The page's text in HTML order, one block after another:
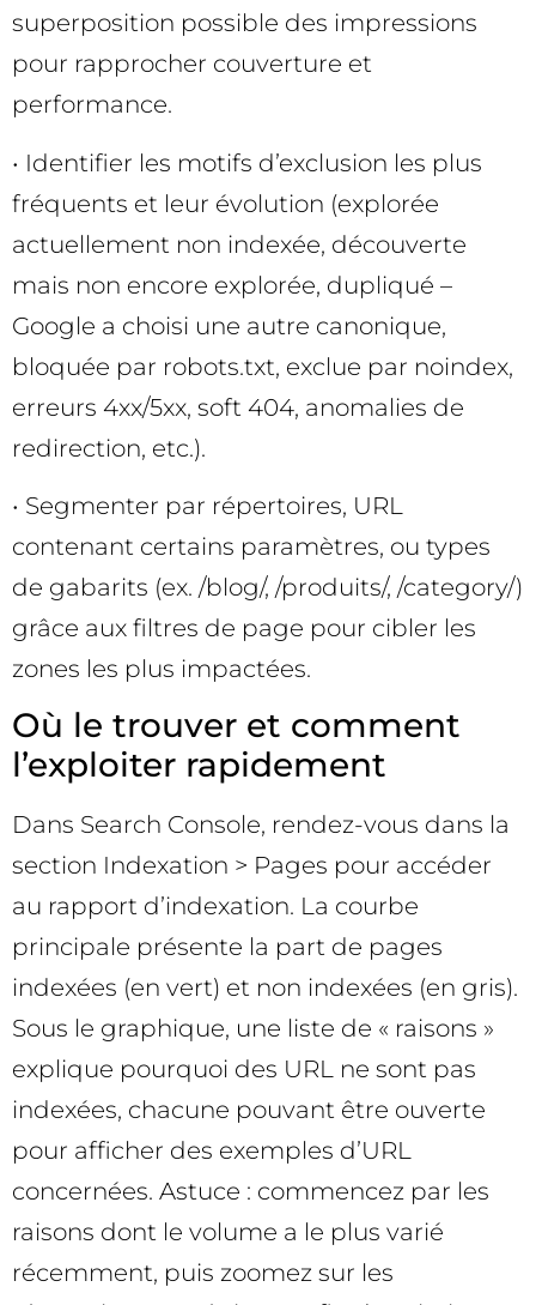
superposition possible des impressions
pour rapprocher couverture et
performance.
• Identifier les motifs d’exclusion les plus
fréquents et leur évolution (explorée
actuellement non indexée, découverte
mais non encore explorée, dupliqué –
Google a choisi une autre canonique,
bloquée par robots.txt, exclue par noindex,
erreurs 4xx/5xx, soft 404, anomalies de
redirection, etc.).
• Segmenter par répertoires, URL
contenant certains paramètres, ou types
de gabarits (ex. /blog/, /produits/, /category/)
grâce aux filtres de page pour cibler les
zones les plus impactées.
Où le trouver et comment
l’exploiter rapidement
Dans Search Console, rendez-vous dans la
section Indexation > Pages pour accéder
au rapport d’indexation. La courbe
principale présente la part de pages
indexées (en vert) et non indexées (en gris).
Sous le graphique, une liste de « raisons »
explique pourquoi des URL ne sont pas
indexées, chacune pouvant être ouverte
pour afficher des exemples d’URL
concernées. Astuce : commencez par les
raisons dont le volume a le plus varié
récemment, puis zoomez sur les